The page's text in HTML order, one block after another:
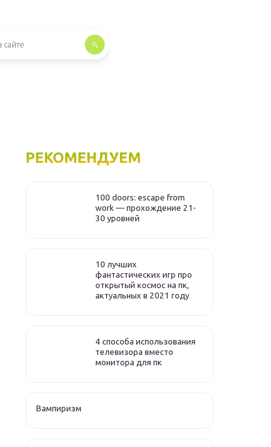
РЕКОМЕНДУЕМ
100 doors: escape from
work — прохождение 21-
30 уровней
10 лучших
фантастических игр про
открытый космос на пк,
актуальных в 2021 году
4 способа использования
телевизора вместо
монитора для пк
Вампиризм